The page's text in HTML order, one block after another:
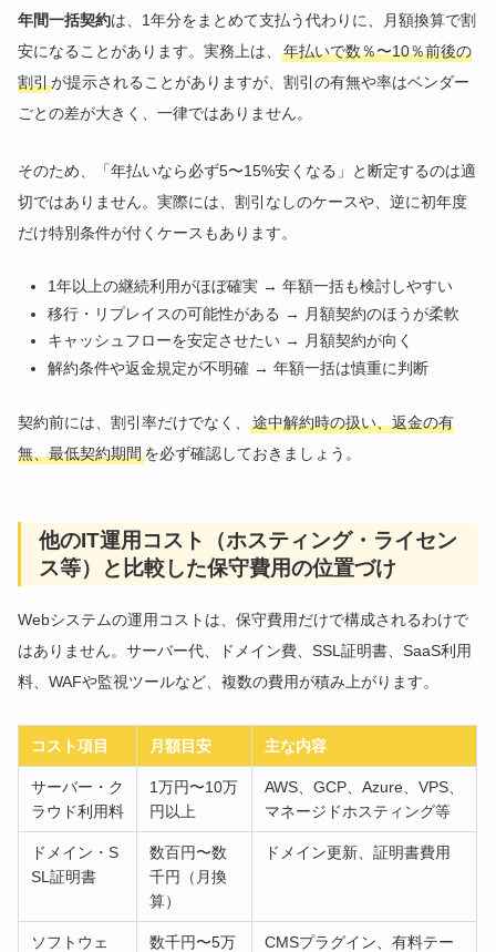
年間一括契約は、1年分をまとめて支払う代わりに、月額換算で割
安になることがあります。実務上は、年払いで数％〜10％前後の
割引が提示されることがありますが、割引の有無や率はベンダー
ごとの差が大きく、一律ではありません。
そのため、「年払いなら必ず5〜15%安くなる」と断定するのは適
切ではありません。実際には、割引なしのケースや、逆に初年度
だけ特別条件が付くケースもあります。
1年以上の継続利用がほぼ確実 → 年額一括も検討しやすい
移行・リプレイスの可能性がある → 月額契約のほうが柔軟
キャッシュフローを安定させたい → 月額契約が向く
解約条件や返金規定が不明確 → 年額一括は慎重に判断
契約前には、割引率だけでなく、途中解約時の扱い、返金の有
無、最低契約期間を必ず確認しておきましょう。
他のIT運用コスト（ホスティング・ライセン
ス等）と比較した保守費用の位置づけ
Webシステムの運用コストは、保守費用だけで構成されるわけで
はありません。サーバー代、ドメイン費、SSL証明書、SaaS利用
料、WAFや監視ツールなど、複数の費用が積み上がります。
コスト項目 月額目安 主な内容
サーバー・ク
ラウド利用料
1万円〜10万
円以上
AWS、GCP、Azure、VPS、
マネージドホスティング等
ドメイン・S
SL証明書
数百円〜数
千円（月換
算）
ドメイン更新、証明書費用
ソフトウェ
数千円〜5万
CMSプラグイン、有料テー